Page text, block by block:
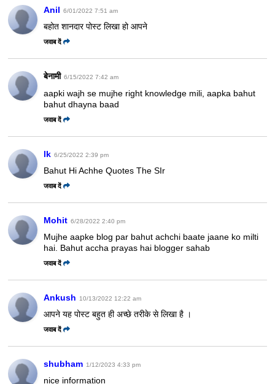
Anil 6/01/2022 7:51 am
बहोत शानदार पोस्ट लिखा हो आपने
जवाब दें
बेनामी 6/15/2022 7:42 am
aapki wajh se mujhe right knowledge mili, aapka bahut
bahut dhayna baad
जवाब दें
lk 6/25/2022 2:39 pm
Bahut Hi Achhe Quotes The SIr
जवाब दें
Mohit 6/28/2022 2:40 pm
Mujhe aapke blog par bahut achchi baate jaane ko milti
hai. Bahut accha prayas hai blogger sahab
जवाब दें
Ankush 10/13/2022 12:22 am
आपने यह पोस्ट बहुत ही अच्छे तरीके से लिखा है ।
जवाब दें
shubham 1/12/2023 4:33 pm
nice information